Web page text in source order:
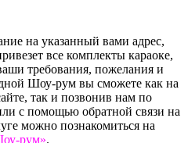
на указанный вами адрес,
все комплекты караоке,
требования, пожелания и
Шоу-рум вы сможете как на
так и позвонив нам по
с помощью обратной связи на
можно познакомиться на
рум».